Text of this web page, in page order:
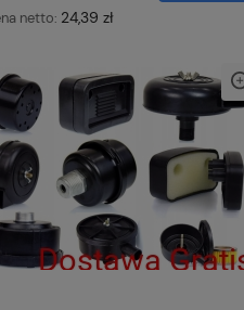
netto: 24,39 zł